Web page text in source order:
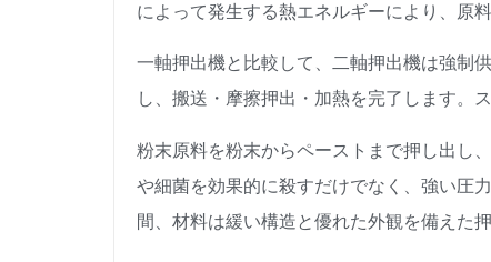
によって発生する熱エネルギーにより、原
一軸押出機と比較して、二軸押出機は強制
し、搬送・摩擦押出・加熱を完了します。
粉末原料を粉末からペーストまで押し出し
や細菌を効果的に殺すだけでなく、強い圧
間、材料は緩い構造と優れた外観を備えた